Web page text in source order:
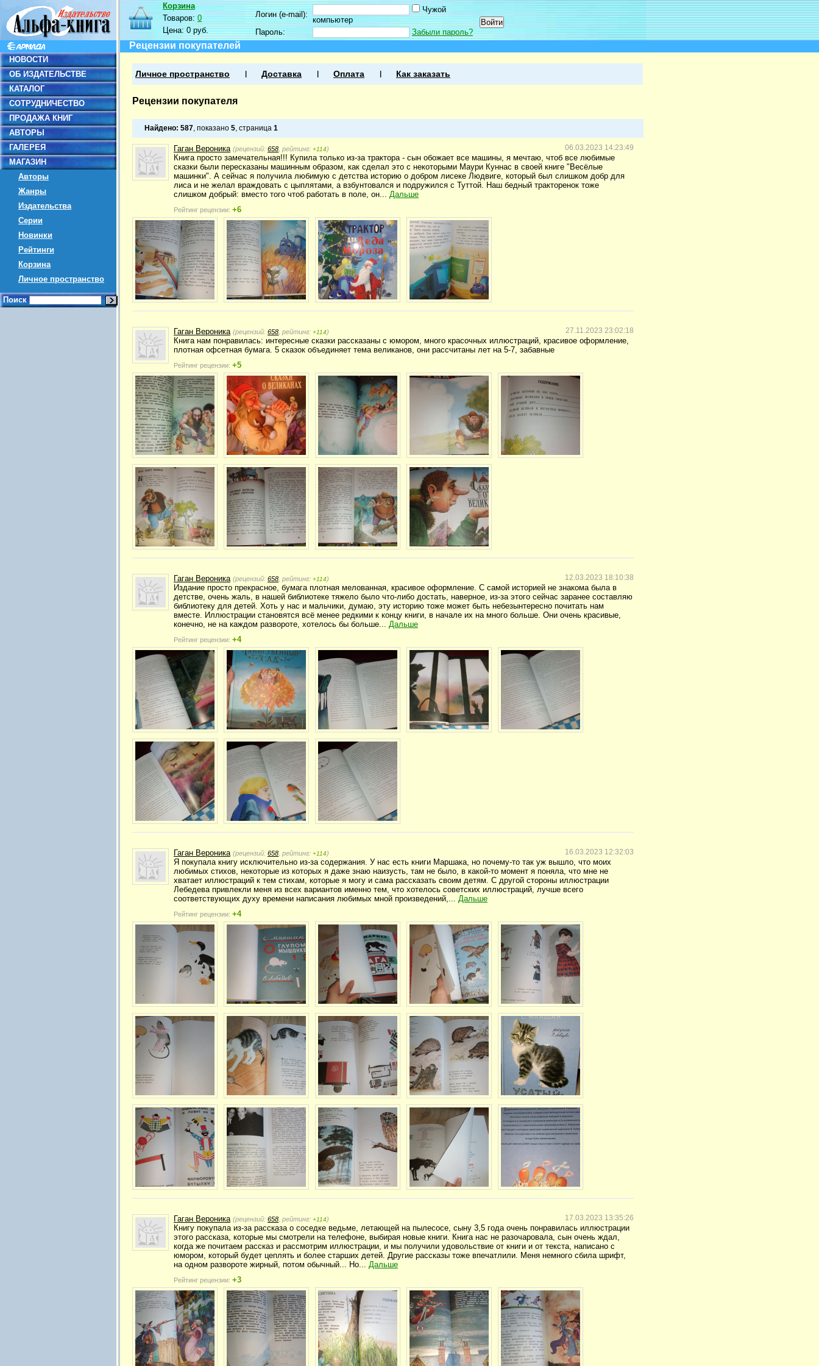
НОВОСТИ
ОБ ИЗДАТЕЛЬСТВЕ
КАТАЛОГ
СОТРУДНИЧЕСТВО
ПРОДАЖА КНИГ
АВТОРЫ
ГАЛЕРЕЯ
МАГАЗИН
Авторы
Жанры
Издательства
Серии
Новинки
Рейтинги
Корзина
Личное пространство
Поиск
Корзина
Товаров:0
Цена:0 руб.
Логин (e-mail):
Чужой
компьютер
Пароль:
Забыли пароль?
Рецензии покупателей
Личное пространство Доставка Оплата Как заказать
Рецензии покупателя
Найдено: 587, показано 5, страница 1
06.03.2023 14:23:49
Гаган Вероника (рецензий: 658 , рейтинг: +114)
Книга просто замечательная!!! Купила только из-за трактора - сын обожает все машины, я мечтаю, чтоб все любимые
сказки были пересказаны машинным образом, как сделал это с некоторыми Маури Куннас в своей книге "Весёлые
машинки". А сейчас я получила любимую с детства историю о добром лисеке Людвиге, который был слишком добр для
лиса и не желал враждовать с цыплятами, а взбунтовался и подружился с Туттой. Наш бедный тракторенок тоже
слишком добрый: вместо того чтоб работать в поле, он... Дальше
Рейтинг рецензии: +6
27.11.2023 23:02:18
Гаган Вероника (рецензий: 658 , рейтинг: +114)
Книга нам понравилась: интересные сказки рассказаны с юмором, много красочных иллюстраций, красивое оформление,
плотная офсетная бумага. 5 сказок объединяет тема великанов, они рассчитаны лет на 5-7, забавные
Рейтинг рецензии: +5
12.03.2023 18:10:38
Гаган Вероника (рецензий: 658 , рейтинг: +114)
Издание просто прекрасное, бумага плотная мелованная, красивое оформление. С самой историей не знакома была в
детстве, очень жаль, в нашей библиотеке тяжело было что-либо достать, наверное, из-за этого сейчас заранее составляю
библиотеку для детей. Хоть у нас и мальчики, думаю, эту историю тоже может быть небезынтересно почитать нам
вместе. Иллюстрации становятся всё менее редкими к концу книги, в начале их на много больше. Они очень красивые,
конечно, не на каждом развороте, хотелось бы больше... Дальше
Рейтинг рецензии: +4
16.03.2023 12:32:03
Гаган Вероника (рецензий: 658 , рейтинг: +114)
Я покупала книгу исключительно из-за содержания. У нас есть книги Маршака, но почему-то так уж вышло, что моих
любимых стихов, некоторые из которых я даже знаю наизусть, там не было, в какой-то момент я поняла, что мне не
хватает иллюстраций к тем стихам, которые я могу и сама рассказать своим детям. С другой стороны иллюстрации
Лебедева привлекли меня из всех вариантов именно тем, что хотелось советских иллюстраций, лучше всего
соответствующих духу времени написания любимых мной произведений,... Дальше
Рейтинг рецензии: +4
17.03.2023 13:35:26
Гаган Вероника (рецензий: 658 , рейтинг: +114)
Книгу покупала из-за рассказа о соседке ведьме, летающей на пылесосе, сыну 3,5 года очень понравилась иллюстрации
этого рассказа, которые мы смотрели на телефоне, выбирая новые книги. Книга нас не разочаровала, сын очень ждал,
когда же почитаем рассказ и рассмотрим иллюстрации, и мы получили удовольствие от книги и от текста, написано с
юмором, который будет цеплять и более старших детей. Другие рассказы тоже впечатлили. Меня немного сбила шрифт,
на одном развороте жирный, потом обычный... Но... Дальше
Рейтинг рецензии: +3